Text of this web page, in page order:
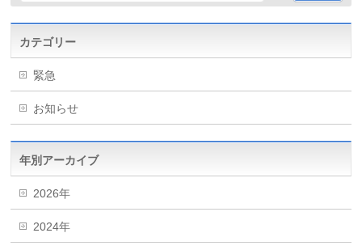
カテゴリー
緊急
お知らせ
年別アーカイブ
2026年
2024年